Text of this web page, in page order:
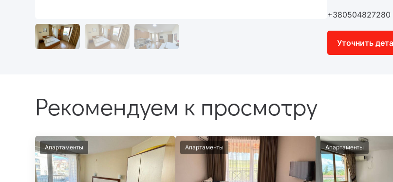
+380504827280
Уточнить
Рекомендуем к просмотру
Апартаменты Апартаменты Апартаменты